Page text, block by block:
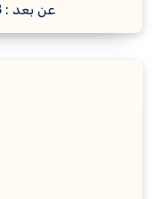
عن بعد : 08 جويلية 2026